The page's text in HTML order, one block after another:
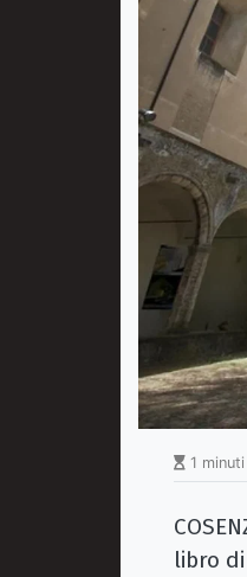
1
libro